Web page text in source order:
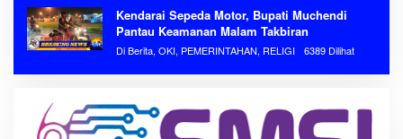
Kendarai Sepeda Motor, Bupati Muchendi
Pantau Keamanan Malam Takbiran
Di Berita, OKI, PEMERINTAHAN, RELIGI 6389 Dilihat